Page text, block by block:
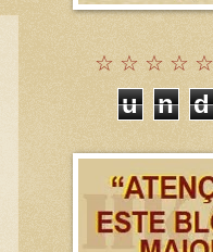
☆ ☆ ☆ ☆ ☆
u
n d